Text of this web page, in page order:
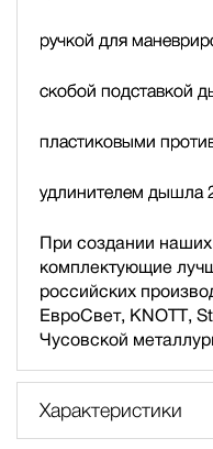
ручкой для
скобой подставкой
пластиковыми
удлинителем дышла
При создании
комплектующие
российских
ЕвроСвет, KNOTT,
Чусовской
Характеристики